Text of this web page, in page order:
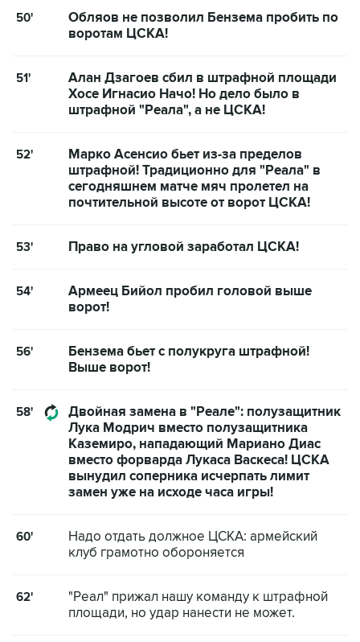
50'
Обляов не позволил Бензема пробить по
воротам ЦСКА!
51'
Алан Дзагоев сбил в штрафной площади
Хосе Игнасио Начо! Но дело было в
штрафной "Реала", а не ЦСКА!
52'
Марко Асенсио бьет из-за пределов
штрафной! Традиционно для "Реала" в
сегодняшнем матче мяч пролетел на
почтительной высоте от ворот ЦСКА!
53' Право на угловой заработал ЦСКА!
54'
Армеец Бийол пробил головой выше
ворот!
56'
Бензема бьет с полукруга штрафной!
Выше ворот!
58'
Двойная замена в "Реале": полузащитник
Лука Модрич вместо полузащитника
Каземиро, нападающий Мариано Диас
вместо форварда Лукаса Васкеса! ЦСКА
вынудил соперника исчерпать лимит
замен уже на исходе часа игры!
60'
Надо отдать должное ЦСКА: армейский
клуб грамотно обороняется
62'
"Реал" прижал нашу команду к штрафной
площади, но удар нанести не может.